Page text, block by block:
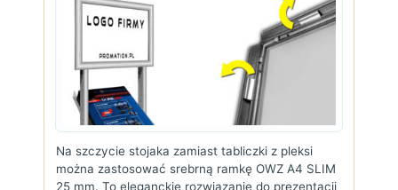
Na szczycie stojaka zamiast tabliczki z pleksi
można zastosować srebrną ramkę OWZ A4 SLIM
25 mm. To eleganckie rozwiązanie do prezentacji